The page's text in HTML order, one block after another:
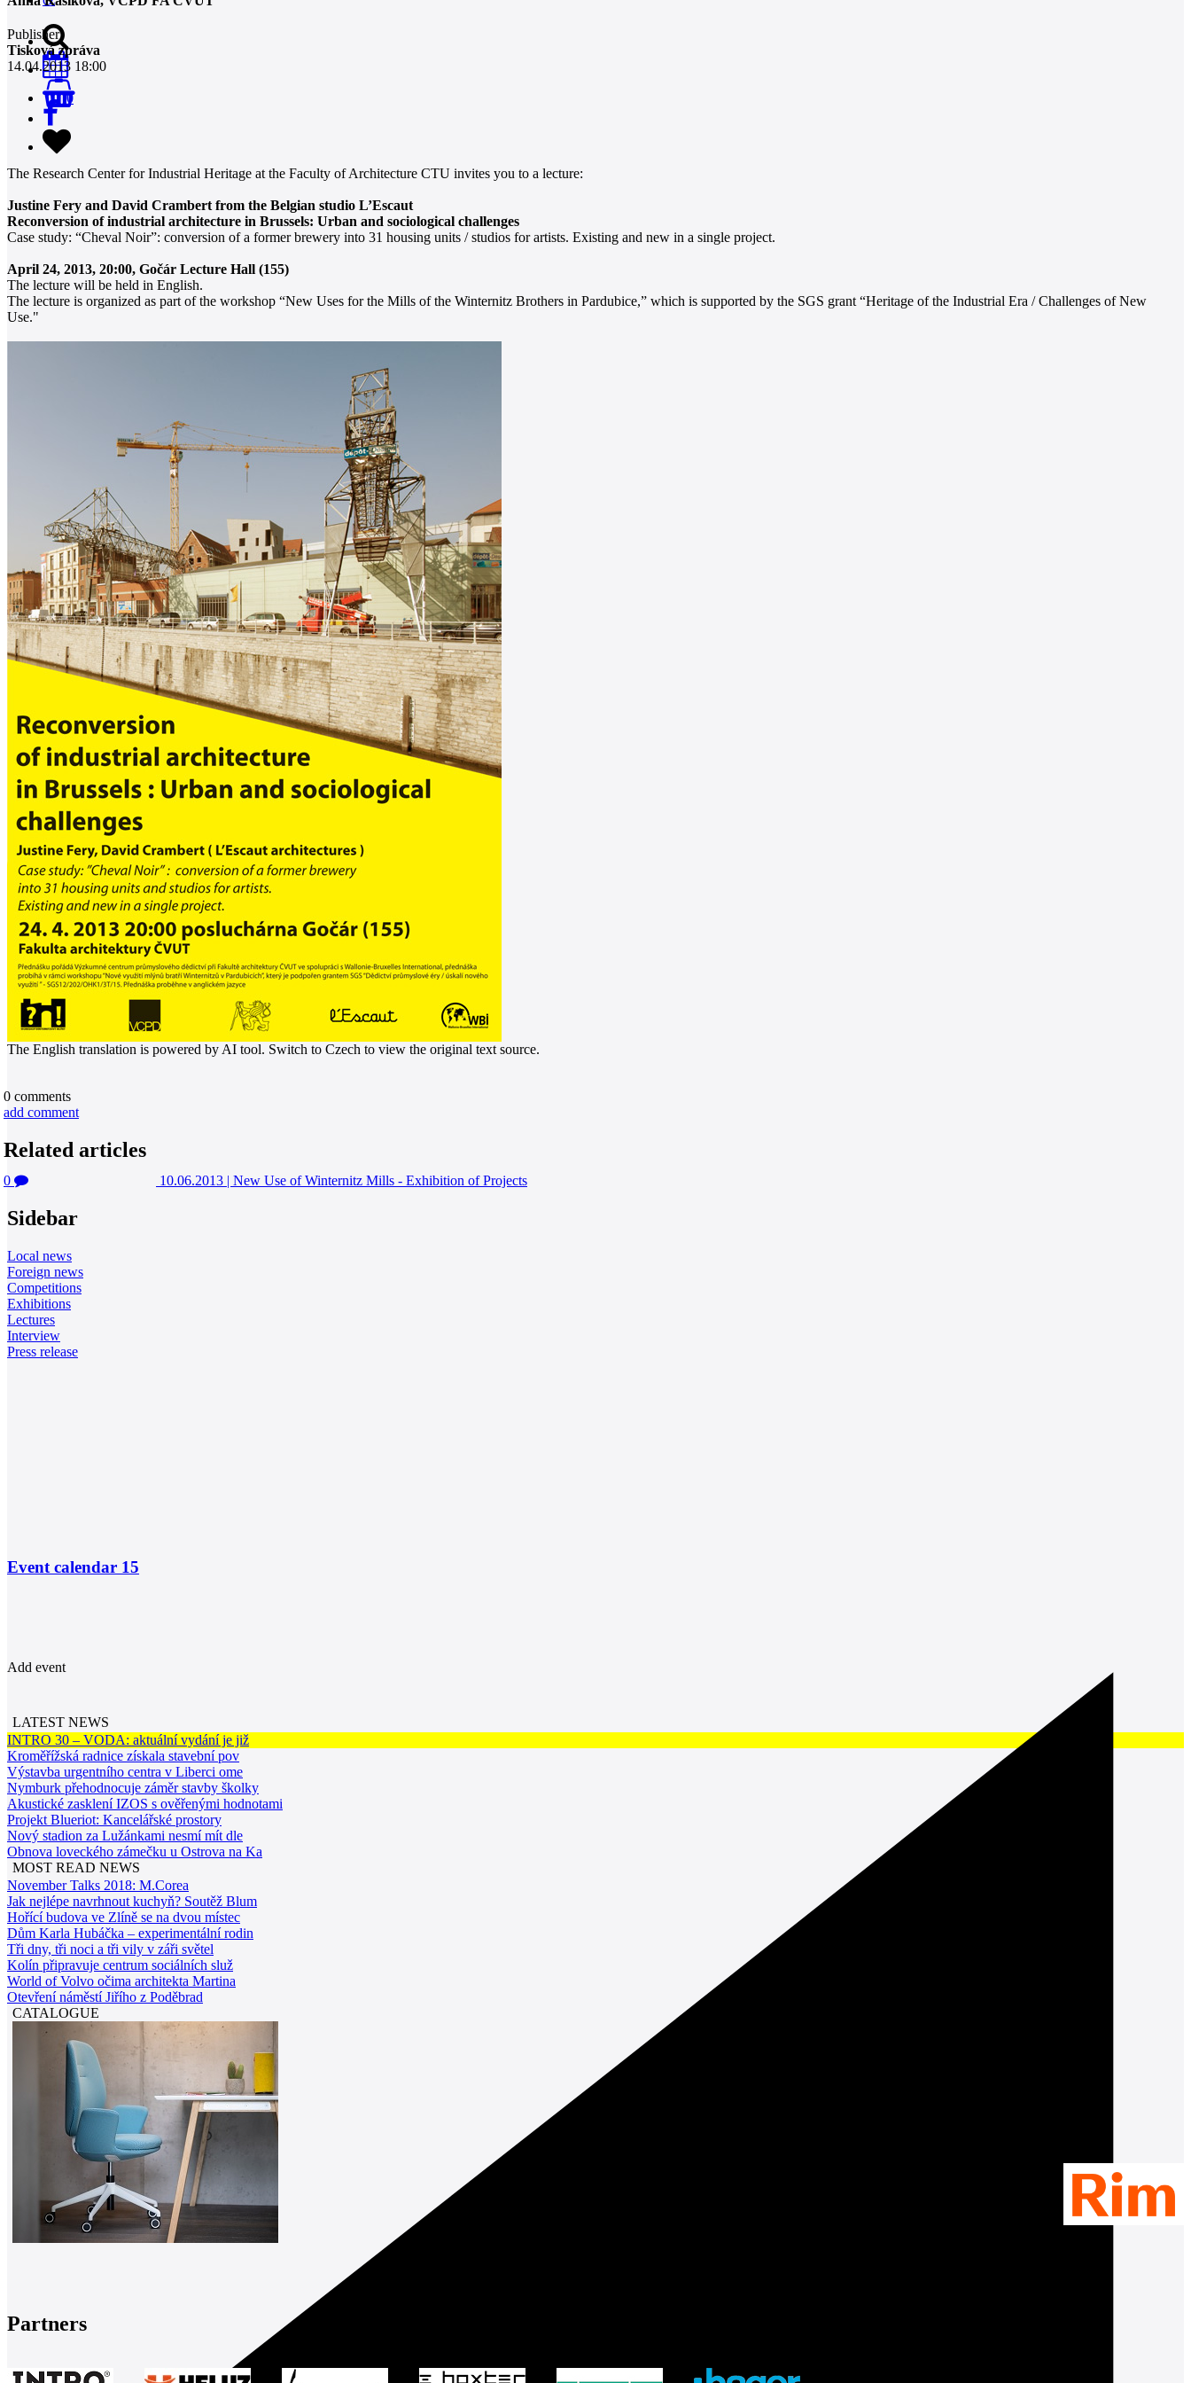
0
Publisher
Tisková zpráva
14.04.2013 18:00
The Research Center for Industrial Heritage at the Faculty of Architecture CTU invites you to a lecture:
Justine Fery and David Crambert from the Belgian studio L’Escaut
Reconversion of industrial architecture in Brussels: Urban and sociological challenges
Case study: “Cheval Noir”: conversion of a former brewery into 31 housing units / studios for artists. Existing and new in a single project.
April 24, 2013, 20:00, Gočár Lecture Hall (155)
The lecture will be held in English.
The lecture is organized as part of the workshop “New Uses for the Mills of the Winternitz Brothers in Pardubice,” which is supported by the SGS grant “Heritage of the Industrial Era / Challenges of New
Use."
The English translation is powered by AI tool. Switch to Czech to view the original text source.
0 comments
add comment
Related articles
0 10.06.2013 New Use of Winternitz Mills - Exhibition of Projects
Sidebar
Local news
Foreign news
Competitions
Exhibitions
Lectures
Interview
Press release
Event calendar 15
Add event
LATEST NEWS
INTRO 30 – VODA: aktuální vydání je již
Kroměřížská radnice získala stavební pov
Výstavba urgentního centra v Liberci ome
Nymburk přehodnocuje záměr stavby školky
Akustické zasklení IZOS s ověřenými hodnotami
Projekt Blueriot: Kancelářské prostory
Nový stadion za Lužánkami nesmí mít dle
Obnova loveckého zámečku u Ostrova na Ka
MOST READ NEWS
November Talks 2018: M.Corea
Jak nejlépe navrhnout kuchyň? Soutěž Blum
Hořící budova ve Zlíně se na dvou místec
Dům Karla Hubáčka – experimentální rodin
Tři dny, tři noci a tři vily v záři světel
Kolín připravuje centrum sociálních služ
World of Volvo očima architekta Martina
Otevření náměstí Jiřího z Poděbrad
CATALOGUE
Partners